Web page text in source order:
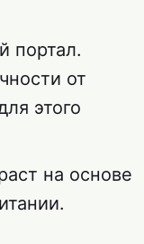
портал.
от
этого
на основе